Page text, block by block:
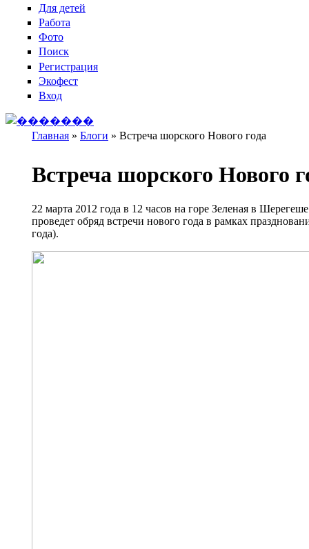
Для детей
Работа
Фото
Поиск
Регистрация
Экофест
Вход
Главная » Блоги » Встреча шорского Нового года
Встреча шорского Нового
22 марта 2012 года в 12 часов на горе Зеленая в
проведет обряд встречи нового года в рамках
года).